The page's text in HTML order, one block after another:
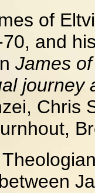
of
and
James
journey
Chris